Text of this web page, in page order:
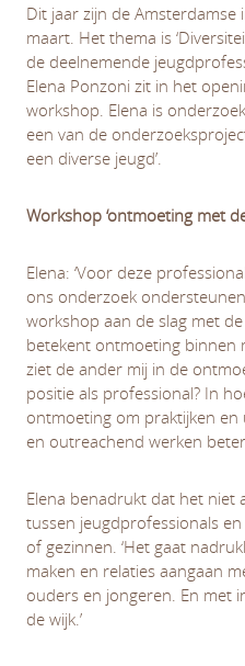
Dit jaar zijn de
maart. Het thema is
de deelnemende
Elena Ponzoni zit in het
workshop. Elena is
een van de
een diverse jeugd’.
Workshop ‘ontmoeting met
Elena: ‘Voor deze
ons onderzoek
workshop aan de slag met
betekent ontmoeting binnen
ziet de ander mij in de
positie als professional? In
ontmoeting om praktijken
en outreachend werken
Elena benadrukt dat het niet
tussen jeugdprofessionals
of gezinnen. ‘Het gaat
maken en relaties aangaan
ouders en jongeren. En met
de wijk.’